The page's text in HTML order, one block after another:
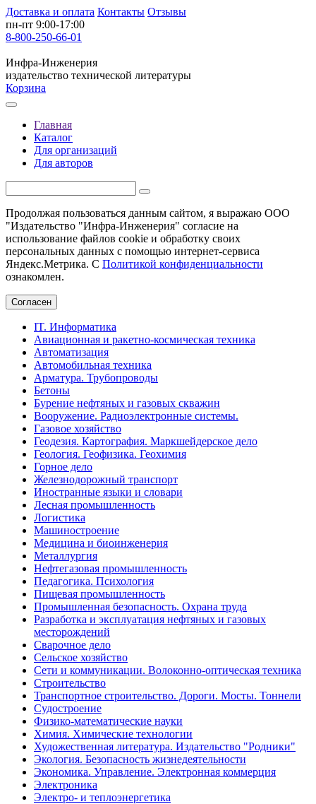
Доставка и оплата Контакты Отзывы
пн-пт 9:00-17:00
8-800-250-66-01
Инфра-Инженерия
издательство технической литературы
Корзина
Главная
Каталог
Для организаций
Для авторов
Продолжая пользоваться данным сайтом, я выражаю ООО
"Издательство "Инфра-Инженерия" согласие на
использование файлов cookie и обработку своих
персональных данных с помощью интернет-сервиса
Яндекс.Метрика. С Политикой конфиденциальности
ознакомлен.
Согласен
IT. Информатика
Авиационная и ракетно-космическая техника
Автоматизация
Автомобильная техника
Арматура. Трубопроводы
Бетоны
Бурение нефтяных и газовых скважин
Вооружение. Радиоэлектронные системы.
Газовое хозяйство
Геодезия. Картография. Маркшейдерское дело
Геология. Геофизика. Геохимия
Горное дело
Железнодорожный транспорт
Иностранные языки и словари
Лесная промышленность
Логистика
Машиностроение
Медицина и биоинженерия
Металлургия
Нефтегазовая промышленность
Педагогика. Психология
Пищевая промышленность
Промышленная безопасность. Охрана труда
Разработка и эксплуатация нефтяных и газовых
месторождений
Сварочное дело
Сельское хозяйство
Сети и коммуникации. Волоконно-оптическая техника
Строительство
Транспортное строительство. Дороги. Мосты. Тоннели
Судостроение
Физико-математические науки
Химия. Химические технологии
Художественная литература. Издательство "Родники"
Экология. Безопасность жизнедеятельности
Экономика. Управление. Электронная коммерция
Электроника
Электро- и теплоэнергетика